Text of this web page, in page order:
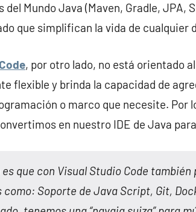
del Mundo Java (Maven, Gradle, JPA,
que simplifican la vida de cualquier
, por otro lado, no está orientado
flexible y brinda la capacidad de
o marco que necesite. Por
en nuestro IDE de Java
que con Visual Studio Code
Soporte de Java Script, Git,